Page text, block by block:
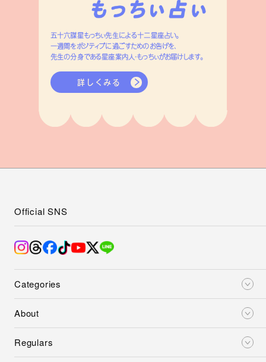
五十六謀星もっちぃ先生による十二星座占い。
一週間をポジティブに過ごすためのお告げを、
先生の分身である星座案内人・もっちぃがお届けします。
詳しくみる
Categories
About
Regulars
Official SNS